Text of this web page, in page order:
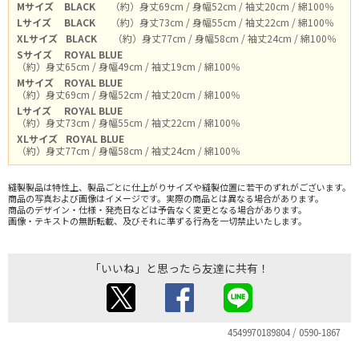
Mサイズ
BLACK
（約）身丈69cm / 身幅52cm / 袖丈20cm / 綿100％
Lサイズ
BLACK
（約）身丈73cm / 身幅55cm / 袖丈22cm / 綿100％
XLサイズ
BLACK
（約）身丈77cm / 身幅58cm / 袖丈24cm / 綿100％
Sサイズ
ROYAL BLUE
（約）身丈65cm / 身幅49cm / 袖丈19cm / 綿100％
Mサイズ
ROYAL BLUE
（約）身丈69cm / 身幅52cm / 袖丈20cm / 綿100％
Lサイズ
ROYAL BLUE
（約）身丈73cm / 身幅55cm / 袖丈22cm / 綿100％
XLサイズ
ROYAL BLUE
（約）身丈77cm / 身幅58cm / 袖丈24cm / 綿100％
縫製製品は特性上、製品ごとに仕上がりサイズや縫製位置に若干のずれがございます。
商品の写真および画像はイメージです。実際の商品とは異なる場合があります。
商品のデザイン・仕様・発売日などは予告なく変更となる場合があります。
画像・テキストの無断転載、及びそれに準ずる行為を一切禁止いたします。
「いいね」と思ったら友達に共有！
4549970189804 / 0590-1867